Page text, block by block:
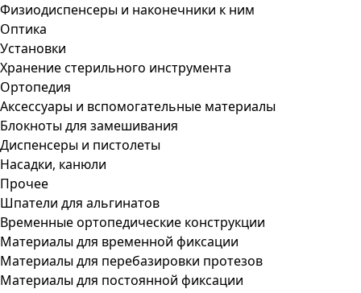
Физиодиспенсеры и наконечники к ним
Оптика
Установки
Хранение стерильного инструмента
Ортопедия
Аксессуары и вспомогательные материалы
Блокноты для замешивания
Диспенсеры и пистолеты
Насадки, канюли
Прочее
Шпатели для альгинатов
Временные ортопедические конструкции
Материалы для временной фиксации
Материалы для перебазировки протезов
Материалы для постоянной фиксации